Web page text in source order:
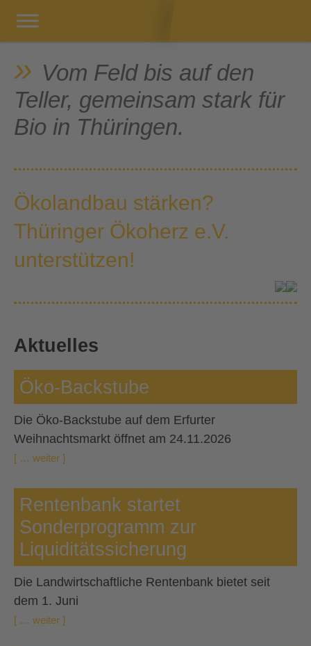
Vom Feld bis auf den
Teller, gemeinsam stark für
Bio in Thüringen.
Ökolandbau stärken?
Thüringer Ökoherz e.V.
unterstützen!
Aktuelles
Öko-Backstube
Die Öko-Backstube auf dem Erfurter
Weihnachtsmarkt öffnet am 24.11.2026
[ … weiter ]
Rentenbank startet
Sonderprogramm zur
Liquiditätssicherung
Die Landwirtschaftliche Rentenbank bietet seit
dem 1. Juni
[ … weiter ]